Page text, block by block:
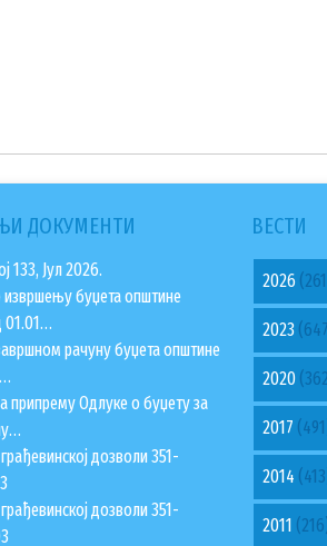
ДОКУМЕНТИ
133, Јул 2026.
извршењу буџета општине
01.01…
рачуну буџета општине
припрему Одлуке о буџету за
дозволи 351-
дозволи 351-
ВЕСТИ
2026
2023
2020
2017
2014
2011